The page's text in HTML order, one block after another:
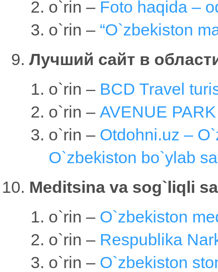
o`rin – Foto haqida –
o`rin – “O`zbekiston
Лучший сайт в
o`rin – BCD Travel
o`rin – AVENUE
o`rin – Otdohni.uz –
O`zbekiston bo`ylab
Meditsina va sog`liqli
o`rin – O`zbekiston
o`rin – Respublika
o`rin – O`zbekiston